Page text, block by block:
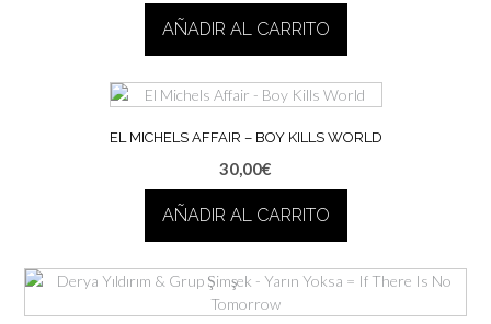
AÑADIR AL CARRITO
EL MICHELS AFFAIR – BOY KILLS WORLD
30,00€
AÑADIR AL CARRITO